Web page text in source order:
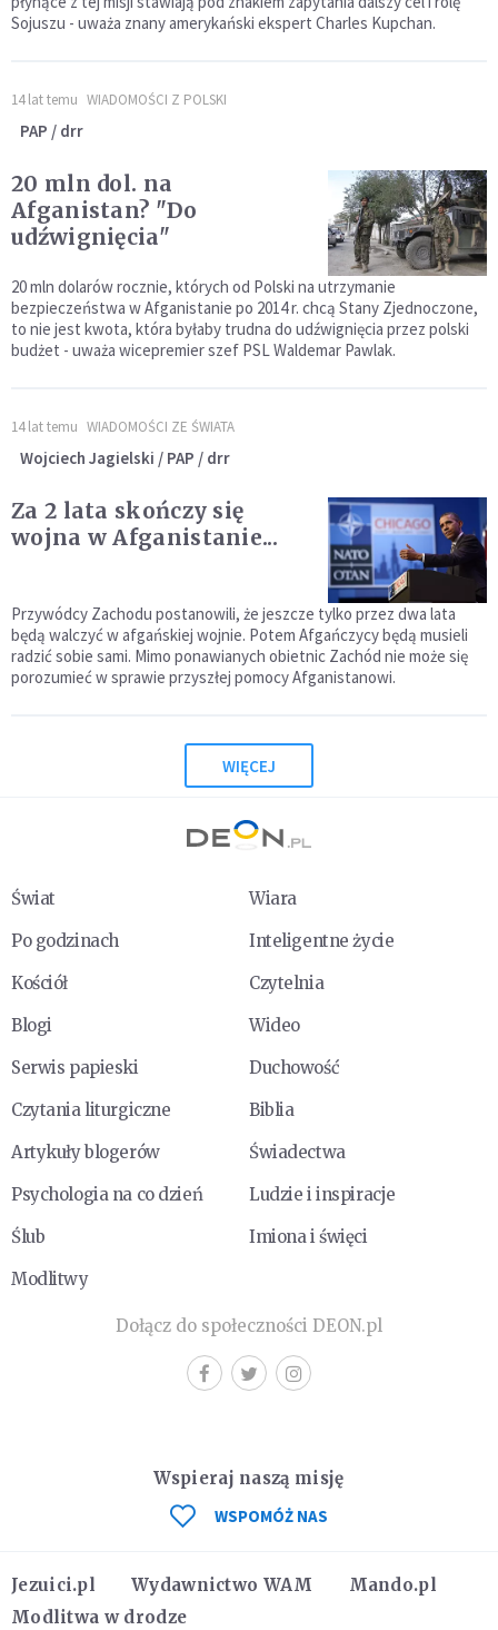
Sojuszu - uważa znany amerykański ekspert Charles Kupchan.
14 lat temu WIADOMOŚCI Z POLSKI
PAP / drr
20 mln dol. na
Afganistan? "Do
udźwignięcia"
20 mln dolarów rocznie, których od Polski na utrzymanie
bezpieczeństwa w Afganistanie po 2014 r. chcą Stany Zjednoczone,
to nie jest kwota, która byłaby trudna do udźwignięcia przez polski
budżet - uważa wicepremier szef PSL Waldemar Pawlak.
14 lat temu WIADOMOŚCI ZE ŚWIATA
Wojciech Jagielski / PAP / drr
Za 2 lata skończy się
wojna w Afganistanie...
Przywódcy Zachodu postanowili, że jeszcze tylko przez dwa lata
będą walczyć w afgańskiej wojnie. Potem Afgańczycy będą musieli
radzić sobie sami. Mimo ponawianych obietnic Zachód nie może się
porozumieć w sprawie przyszłej pomocy Afganistanowi.
WIĘCEJ
Świat
Wiara
Po godzinach
Inteligentne życie
Kościół
Czytelnia
Blogi
Wideo
Serwis papieski
Duchowość
Czytania liturgiczne
Biblia
Artykuły blogerów
Świadectwa
Psychologia na co dzień
Ludzie i inspiracje
Ślub
Imiona i święci
Modlitwy
Dołącz do społeczności DEON.pl
Jezuici.pl Wydawnictwo WAM
Mando.pl
Modlitwa w drodze
Wspieraj naszą misję
WSPOMÓŻ NAS